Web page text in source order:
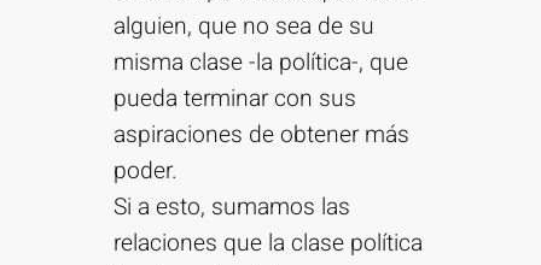
alguien, que no sea de su
misma clase -la política-, que
pueda terminar con sus
aspiraciones de obtener más
poder.
Si a esto, sumamos las
relaciones que la clase política